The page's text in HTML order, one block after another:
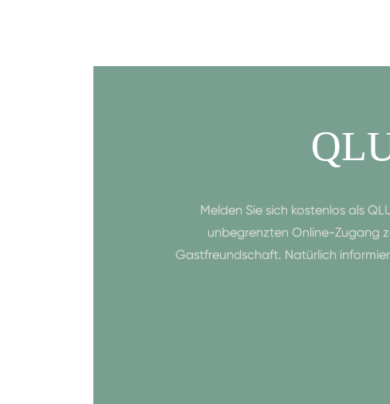
Melden Sie sich kostenlos als
unbegrenzten Online-Zugang
Gastfreundschaft. Natürlich